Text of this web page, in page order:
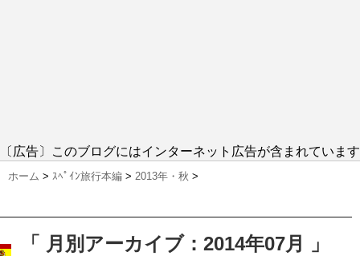
〔広告〕このブログにはインターネット広告が含まれています
ホーム > ｽﾍﾟｲﾝ旅行本編 > 2013年・秋 >
「 月別アーカイブ：2014年07月 」